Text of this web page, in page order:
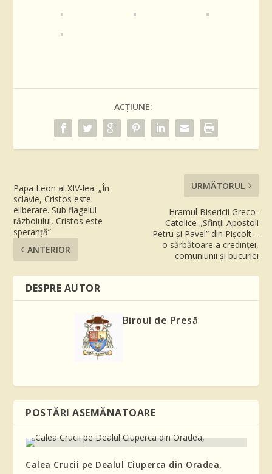
ACȚIUNE:
Papa Leon al XIV-lea: „În
sclavie, Cristos este
eliberare. Sub flagelul
războiului, Cristos este
speranță”
ANTERIOR
URMĂTORUL
Hramul Bisericii Greco-
Catolice „Sfinții Apostoli
Petru și Pavel” din Pișcolt –
o sărbătoare a credinței,
comuniunii și bucuriei
DESPRE AUTOR
Biroul de Presă
POSTĂRI ASEMĂNATOARE
Calea Crucii pe Dealul Ciuperca din Oradea,